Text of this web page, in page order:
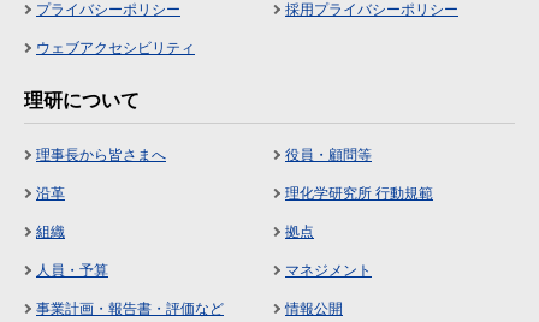
プライバシーポリシー 採用プライバシーポリシー
ウェブアクセシビリティ
理研について
理事長から皆さまへ 役員・顧問等
沿革 理化学研究所 行動規範
組織 拠点
人員・予算 マネジメント
事業計画・報告書・評価など 情報公開